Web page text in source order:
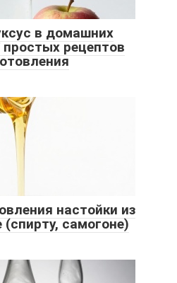
в домашних
рецептов
настойки из
самогоне)